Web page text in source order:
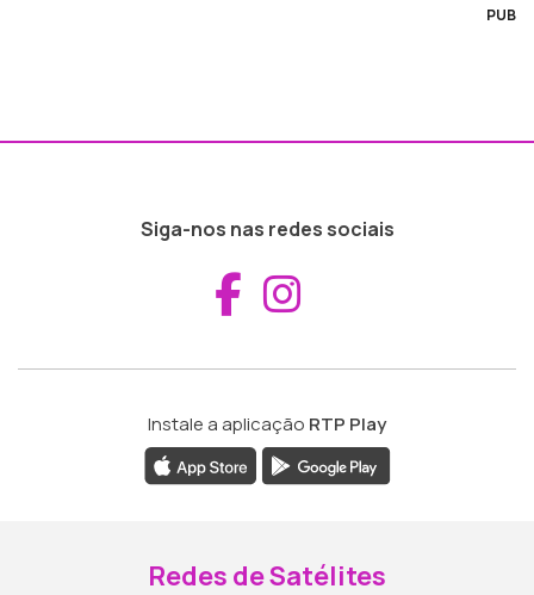
PUB
Siga-nos nas redes sociais
Aceder ao
Instale a aplicação RTP Play
Redes de Satélites